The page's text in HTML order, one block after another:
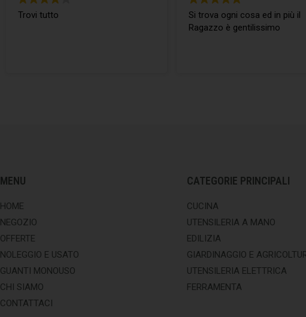
Trovi tutto
Si trova ogni cosa ed in più il
Ragazzo è gentilissimo
MENU
HOME
NEGOZIO
OFFERTE
NOLEGGIO E USATO
GUANTI MONOUSO
CHI SIAMO
CONTATTACI
CATEGORIE PRINCIPALI
CUCINA
UTENSILERIA A MANO
EDILIZIA
GIARDINAGGIO E
UTENSILERIA ELETTRICA
FERRAMENTA